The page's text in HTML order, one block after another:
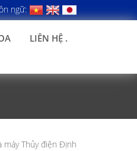
ngữ:
LIÊN HỆ .
Thủy điện Định